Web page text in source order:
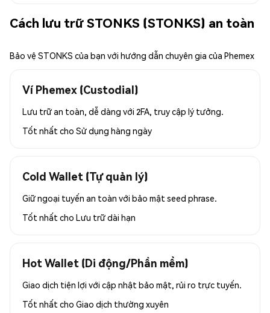
Cách lưu trữ STONKS (STONKS) an toàn
Bảo vệ STONKS của bạn với hướng dẫn chuyên gia của Phemex
Ví Phemex (Custodial)
Lưu trữ an toàn, dễ dàng với 2FA, truy cập lý tưởng.
Tốt nhất cho Sử dụng hàng ngày
Cold Wallet (Tự quản lý)
Giữ ngoại tuyến an toàn với bảo mật seed phrase.
Tốt nhất cho Lưu trữ dài hạn
Hot Wallet (Di động/Phần mềm)
Giao dịch tiện lợi với cập nhật bảo mật, rủi ro trực tuyến.
Tốt nhất cho Giao dịch thường xuyên